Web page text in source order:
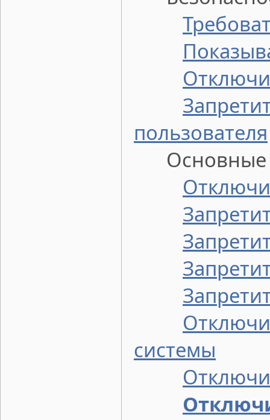
пользователя
Основные
системы